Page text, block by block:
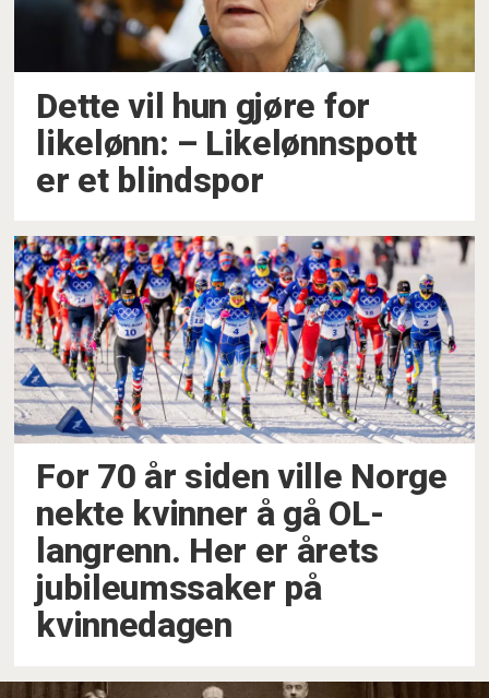
Dette vil hun gjøre for
likelønn: –⁠ Likelønnspott
er et blindspor
For 70 år siden ville Norge
nekte kvinner å gå OL-
langrenn. Her er årets
jubileumssaker på
kvinnedagen